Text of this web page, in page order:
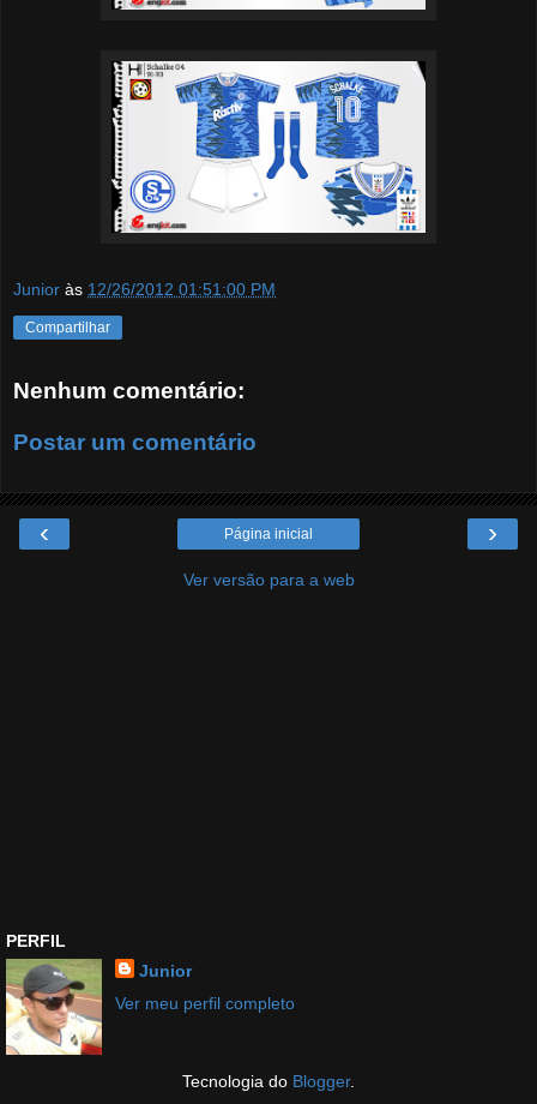
Junior às 12/26/2012 01:51:00 PM
Compartilhar
Nenhum comentário:
Postar um comentário
‹ ›
Página inicial
Ver versão para a web
PERFIL
Junior
Ver meu perfil completo
Tecnologia do Blogger.